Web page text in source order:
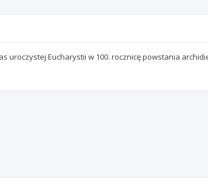
uroczystej Eucharystii w 100. rocznicę powstania